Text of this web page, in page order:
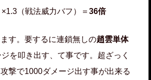
（戦法威力バフ）＝ 36倍
す。要するに連鎖無しの趙雲単体
を叩き出す、て事です。超ざっく
撃で1000ダメージ出す事が出来る